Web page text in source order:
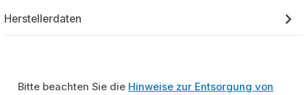
Herstellerdaten
Bitte beachten Sie die Hinweise zur Entsorgung von